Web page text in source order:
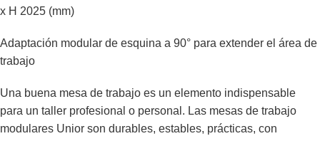
x H 2025 (mm)
Adaptación modular de esquina a 90° para extender el área de
trabajo
Una buena mesa de trabajo es un elemento indispensable
para un taller profesional o personal. Las mesas de trabajo
modulares Unior son durables, estables, prácticas, con